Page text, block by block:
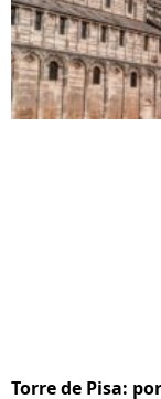
Torre de Pisa: